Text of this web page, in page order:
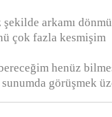
arkamı
çok fazla kesmişim
henüz
görüşmek